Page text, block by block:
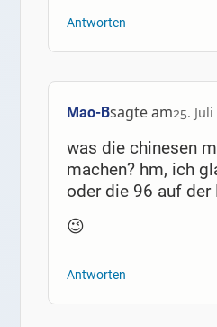
Antworten
Mao-Bsagte am25.
was die chinesen
machen? hm, ich
oder die 96 auf der
😉
Antworten